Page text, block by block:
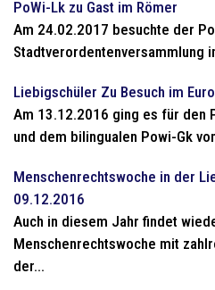
PoWi-Lk zu Gast im Römer
Am 24.02.2017 besuchte der
Stadtverordentenversammlung
Liebigschüler Zu Besuch im
Am 13.12.2016 ging es für den
und dem bilingualen Powi-Gk
Menschenrechtswoche in der
09.12.2016
Auch in diesem Jahr findet
Menschenrechtswoche mit
der...